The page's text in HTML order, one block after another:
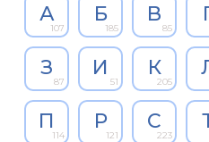
А
107
Б
185
В
85
З
87
И
51
К
205
П
114
Р
121
С
223